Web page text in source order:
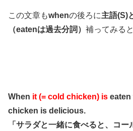
この文章もwhenの後ろに主語(S)
（eatenは過去分詞） 補ってみると
When it (= cold chicken) is eaten
chicken is delicious.
「サラダと一緒に食べると、コー